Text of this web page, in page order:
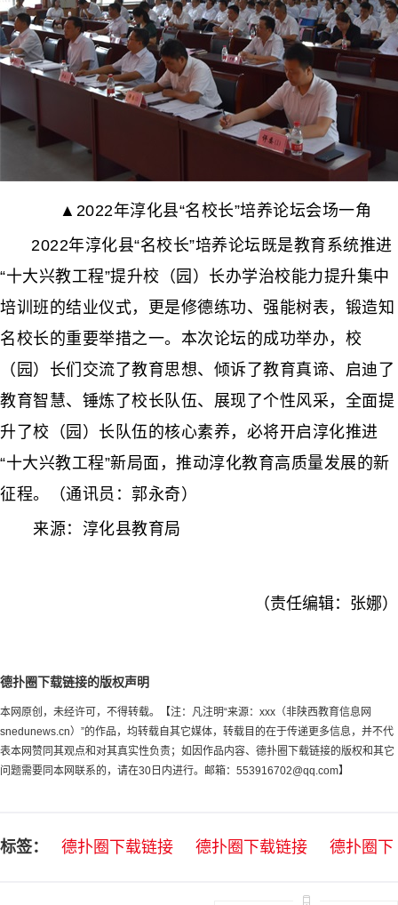
▲2022年淳化县“名校长”培养论坛会场一角
2022年淳化县“名校长”培养论坛既是教育系统推进
“十大兴教工程”提升校（园）长办学治校能力提升集中
培训班的结业仪式，更是修德练功、强能树表，锻造知
名校长的重要举措之一。本次论坛的成功举办，校
（园）长们交流了教育思想、倾诉了教育真谛、启迪了
教育智慧、锤炼了校长队伍、展现了个性风采，全面提
升了校（园）长队伍的核心素养，必将开启淳化推进
“十大兴教工程”新局面，推动淳化教育高质量发展的新
征程。（通讯员：郭永奇）
来源：淳化县教育局
（责任编辑：张娜）
德扑圈下载链接的版权声明
本网原创，未经许可，不得转载。【注：凡注明“来源：xxx（非陕西教育信息网
snedunews.cn）”的作品，均转载自其它媒体，转载目的在于传递更多信息，并不代
表本网赞同其观点和对其真实性负责；如因作品内容、德扑圈下载链接的版权和其它
问题需要同本网联系的，请在30日内进行。邮箱： 553916702@qq.com】
标签： 德扑圈下载链接 德扑圈下载链接 德扑圈下